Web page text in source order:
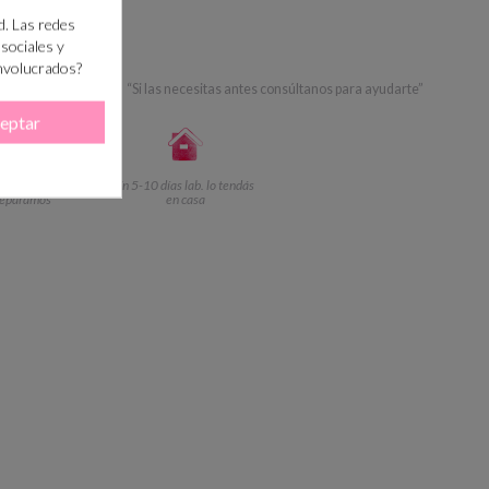
“Si las necesitas antes consúltanos para ayudarte”
En 5-10 días lab. lo tendás
en casa
Las redes
y